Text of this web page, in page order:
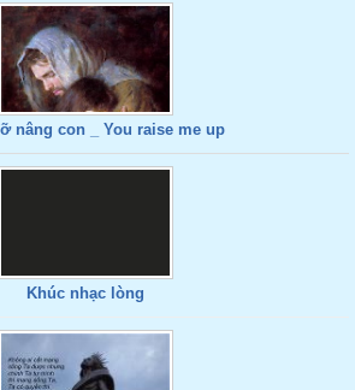
nâng con _ You raise me up
Khúc nhạc lòng